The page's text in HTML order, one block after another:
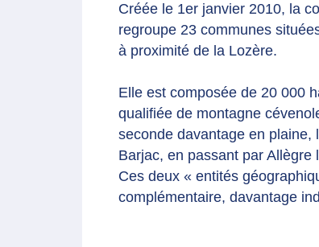
Créée le 1er janvier 2010, la
regroupe 23 communes
à proximité de la Lozère.
Elle est composée de 20 000
qualifiée de montagne
seconde davantage en plaine,
Barjac, en passant par Allègre
Ces deux « entités
complémentaire, davantage